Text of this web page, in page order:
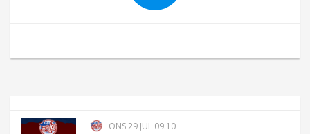
ONS 29 JUL 09:10